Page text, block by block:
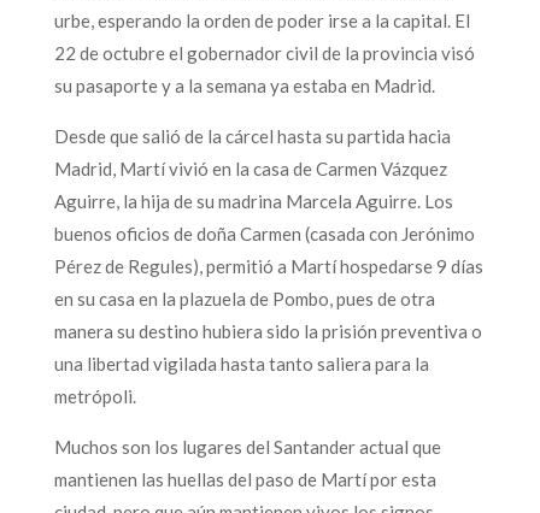
urbe, esperando la orden de poder irse a la capital. El
22 de octubre el gobernador civil de la provincia visó
su pasaporte y a la semana ya estaba en Madrid.
Desde que salió de la cárcel hasta su partida hacia
Madrid, Martí vivió en la casa de Carmen Vázquez
Aguirre, la hija de su madrina Marcela Aguirre. Los
buenos oficios de doña Carmen (casada con Jerónimo
Pérez de Regules), permitió a Martí hospedarse 9 días
en su casa en la plazuela de Pombo, pues de otra
manera su destino hubiera sido la prisión preventiva o
una libertad vigilada hasta tanto saliera para la
metrópoli.
Muchos son los lugares del Santander actual que
mantienen las huellas del paso de Martí por esta